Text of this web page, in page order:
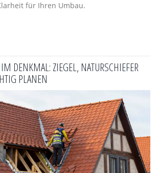
für Ihren Umbau.
DENKMAL: ZIEGEL, NATURSCHIEFER
PLANEN